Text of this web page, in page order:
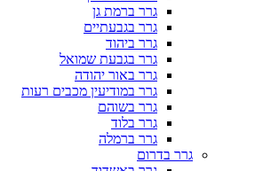
גרר ברמת גן
גרר בגבעתיים
גרר ביהוד
גרר בגבעת שמואל
גרר באור יהודה
גרר במודיעין מכבים רעות
גרר בשוהם
גרר בלוד
גרר ברמלה
גרר בדרום